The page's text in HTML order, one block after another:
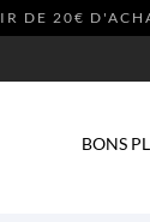
DE 20€
BONS